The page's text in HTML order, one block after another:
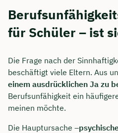
für Schüler – ist
Die Frage nach der
beschäftigt viele Eltern. Aus
einem ausdrücklichen Ja zu
Berufsunfähigkeit ein
meinen möchte.
Die Hauptursache –